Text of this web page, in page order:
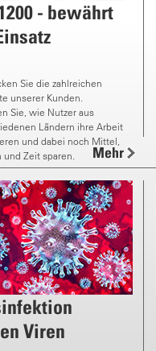
- bewährt
Sie die zahlreichen
unserer Kunden.
Sie, wie Nutzer aus
Ländern ihre Arbeit
und dabei noch Mittel,
und Zeit sparen.
Mehr
Viren